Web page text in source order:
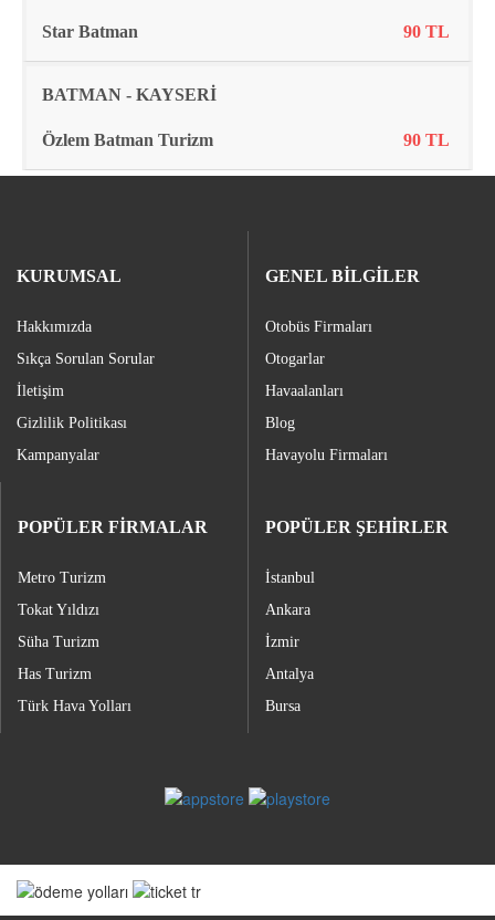
Star Batman 90 TL
BATMAN - KAYSERİ
Özlem Batman Turizm 90 TL
KURUMSAL
Hakkımızda
Sıkça Sorulan Sorular
İletişim
Gizlilik Politikası
Kampanyalar
GENEL BİLGİLER
Otobüs Firmaları
Otogarlar
Havaalanları
Blog
Havayolu Firmaları
POPÜLER FİRMALAR
Metro Turizm
Tokat Yıldızı
Süha Turizm
Has Turizm
Türk Hava Yolları
POPÜLER ŞEHİRLER
İstanbul
Ankara
İzmir
Antalya
Bursa